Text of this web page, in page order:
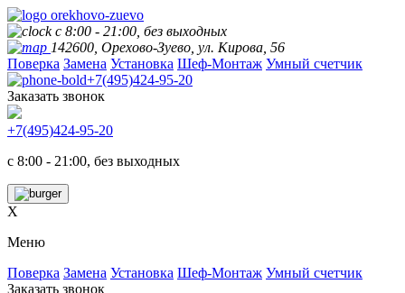
с 8:00 - 21:00, без выходных
142600, Орехово-Зуево, ул. Кирова, 56
Поверка Замена Установка Шеф-Монтаж Умный счетчик
+7(495)424-95-20
Заказать звонок
+7(495)424-95-20
с 8:00 - 21:00, без выходных
X
Меню
Поверка Замена Установка Шеф-Монтаж Умный счетчик
Заказать звонок